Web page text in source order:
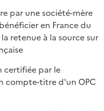
par une société-mère
en France du
retenue à la source sur
certifiée par le
compte-titre d'un OPC